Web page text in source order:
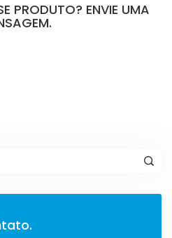
PRODUTO? ENVIE UMA